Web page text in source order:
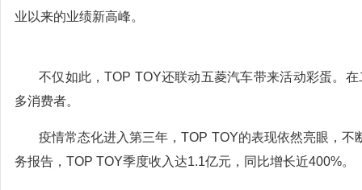
业以来的业绩新高峰。
不仅如此，TOP TOY还联动五菱汽车带来活动彩蛋。
多消费者。
疫情常态化进入第三年，TOP TOY的表现依然亮眼，
务报告，TOP TOY季度收入达1.1亿元，同比增长近400%。